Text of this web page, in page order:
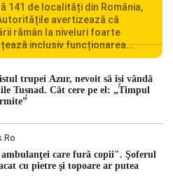
141 de localități din România,
avertizează că
rămân la niveluri foarte
inclusiv funcționarea
România se confruntă
perioade din punct de vedere
[…]
trupei Azur, nevoit să își vândă
Tușnad. Cât cere pe el: „Timpul
care fură copii". Şoferul
cu pietre şi topoare ar putea